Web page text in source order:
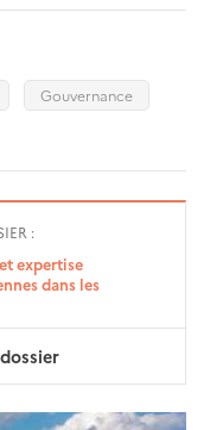
Gouvernance
:
expertise
dans les